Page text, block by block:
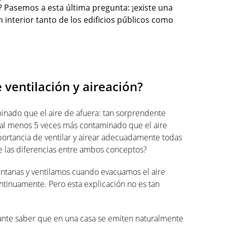
a esta última pregunta: ¡existe una
interior tanto de los edificios públicos como
ventilación y aireación?
que el aire de afuera: tan sorprendente
menos 5 veces más contaminado que el aire
de ventilar y airear adecuadamente todas
las diferencias entre ambos conceptos?
y ventilamos cuando evacuamos el aire
Pero esta explicación no es tan
saber que en una casa se emiten naturalmente